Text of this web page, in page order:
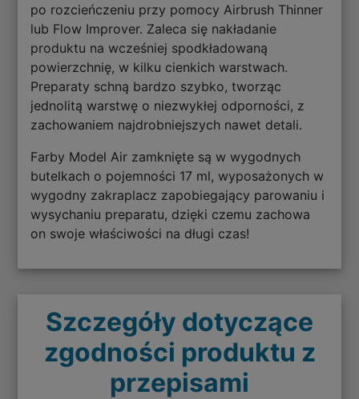
po rozcieńczeniu przy pomocy Airbrush Thinner
lub Flow Improver. Zaleca się nakładanie
produktu na wcześniej spodkładowaną
powierzchnię, w kilku cienkich warstwach.
Preparaty schną bardzo szybko, tworząc
jednolitą warstwę o niezwykłej odporności, z
zachowaniem najdrobniejszych nawet detali.
Farby Model Air zamknięte są w wygodnych
butelkach o pojemności 17 ml, wyposażonych w
wygodny zakraplacz zapobiegający parowaniu i
wysychaniu preparatu, dzięki czemu zachowa
on swoje właściwości na długi czas!
Szczegóły dotyczące
zgodności produktu z
przepisami